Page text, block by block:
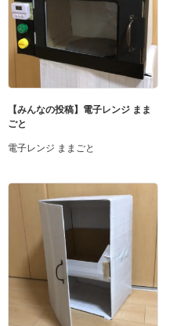
【みんなの投稿】電子レンジ まま
ごと
電子レンジ ままごと